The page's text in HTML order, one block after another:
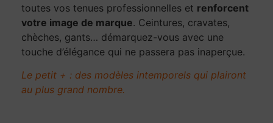
toutes vos tenues professionnelles et renforcent
votre image de marque. Ceintures, cravates,
chèches, gants… démarquez-vous avec une
touche d’élégance qui ne passera pas inaperçue.
Le petit + : des modèles intemporels qui plairont
au plus grand nombre.